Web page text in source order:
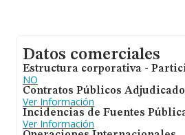
Datos comerciales
Estructura corporativa -
NO
Contratos Públicos
Ver Información
Incidencias de Fuentes
Ver Información